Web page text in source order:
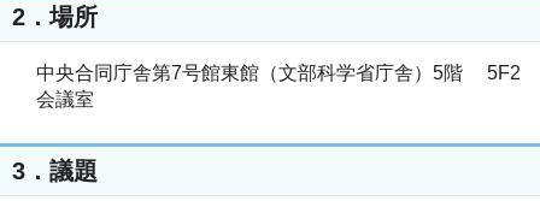
2．場所
中央合同庁舎第7号館東館（文部科学省庁舎）5階 5F2
会議室
3．議題